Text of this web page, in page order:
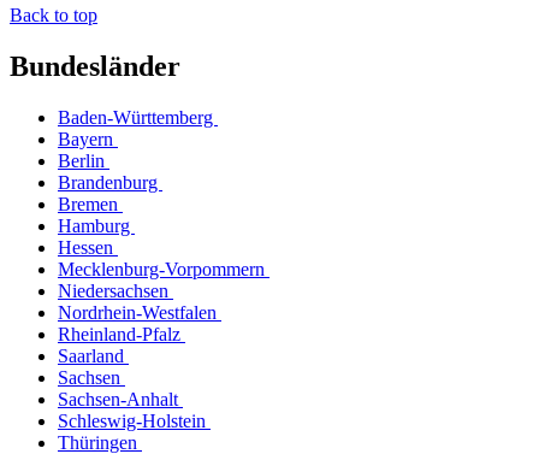
Back to top
Bundesländer
Baden-Württemberg
Bayern
Berlin
Brandenburg
Bremen
Hamburg
Hessen
Mecklenburg-Vorpommern
Niedersachsen
Nordrhein-Westfalen
Rheinland-Pfalz
Saarland
Sachsen
Sachsen-Anhalt
Schleswig-Holstein
Thüringen